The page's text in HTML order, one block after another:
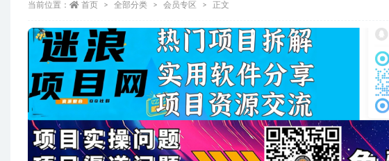
当前位置： 首页 全部分类 会员专区 正文